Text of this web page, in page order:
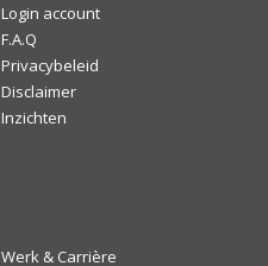
Login account
F.A.Q
Privacybeleid
Disclaimer
Inzichten
Werk & Carrière